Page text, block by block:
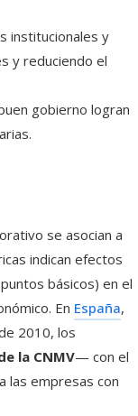
institucionales y
y reduciendo el
gobierno logran
se asocian a
indican efectos
básicos) en el
En España,
2010, los
la CNMV— con el
las empresas con